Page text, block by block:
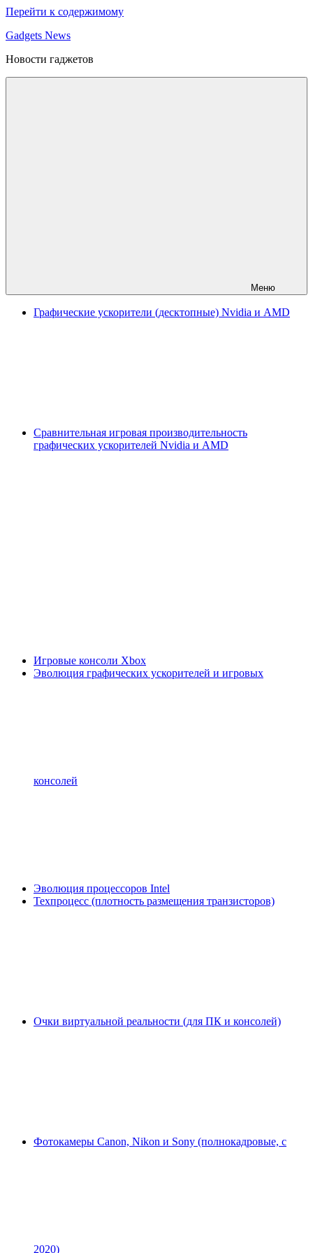
Перейти к содержимому
Gadgets News
Новости гаджетов
Меню
Графические ускорители (десктопные) Nvidia и AMD
Сравнительная игровая производительность
графических ускорителей Nvidia и AMD
Игровые консоли Xbox
Эволюция графических ускорителей и игровых
консолей
Эволюция процессоров Intel
Техпроцесс (плотность размещения транзисторов)
Очки виртуальной реальности (для ПК и консолей)
Фотокамеры Canon, Nikon и Sony (полнокадровые, с
2020)